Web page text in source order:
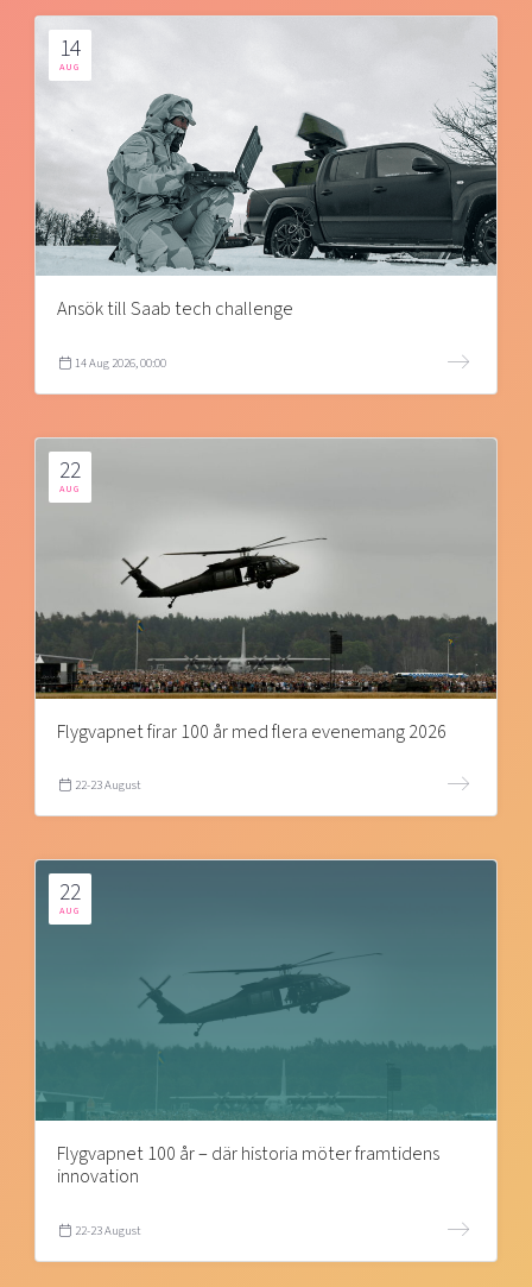
14
AUG
Ansök till Saab tech challenge
14 Aug 2026, 00:00
22
AUG
Flygvapnet firar 100 år med flera evenemang 2026
22-23 August
22
AUG
Flygvapnet 100 år – där historia möter framtidens
innovation
22-23 August